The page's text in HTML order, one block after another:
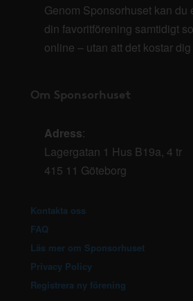
Genom Sponsorhuset kan du
din favoritförening samtidigt
online – utan att det kostar
Om Sponsorhuset
Adress:
Lagergatan 1 Hus B19a, 4 tr
415 11 Göteborg
Kontakta oss
FAQ
Läs mer om Sponsorhuset
Privacy Policy
Registrera ny förening